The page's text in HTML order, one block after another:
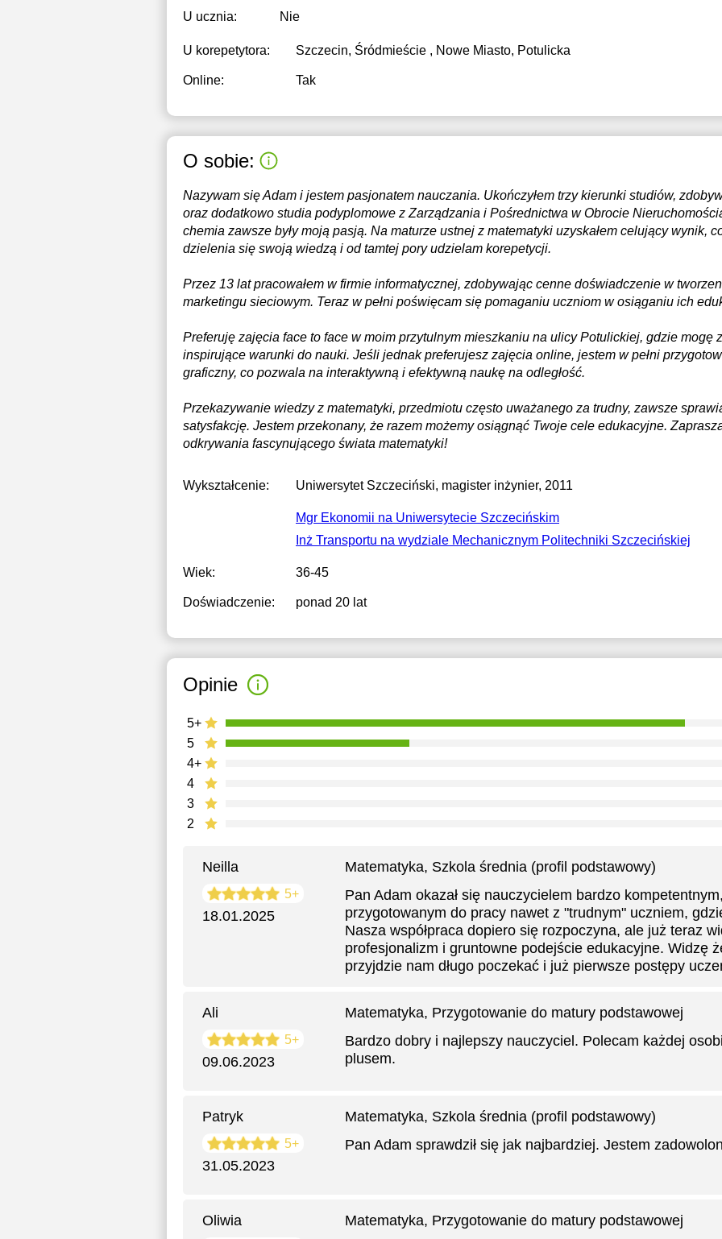
U ucznia: Nie
U korepetytora: Szczecin, Śródmieście , Nowe Miasto, Potulicka
Online: Tak
O sobie:
Nazywam się Adam i jestem pasjonatem nauczania. Ukończyłem trzy kierunki studiów,
oraz dodatkowo studia podyplomowe z Zarządzania i Pośrednictwa w Obrocie
chemia zawsze były moją pasją. Na maturze ustnej z matematyki uzyskałem celujący wynik,
dzielenia się swoją wiedzą i od tamtej pory udzielam korepetycji.
Przez 13 lat pracowałem w firmie informatycznej, zdobywając cenne doświadczenie w
marketingu sieciowym. Teraz w pełni poświęcam się pomaganiu uczniom w osiąganiu ich
Preferuję zajęcia face to face w moim przytulnym mieszkaniu na ulicy Potulickiej, gdzie mogę
inspirujące warunki do nauki. Jeśli jednak preferujesz zajęcia online, jestem w pełni
graficzny, co pozwala na interaktywną i efektywną naukę na odległość.
Przekazywanie wiedzy z matematyki, przedmiotu często uważanego za trudny, zawsze
satysfakcję. Jestem przekonany, że razem możemy osiągnąć Twoje cele edukacyjne.
odkrywania fascynującego świata matematyki!
Wykształcenie: Uniwersytet Szczeciński, magister inżynier, 2011
Mgr Ekonomii na Uniwersytecie Szczecińskim
Inż Transportu na wydziale Mechanicznym Politechniki Szczecińskiej
Wiek: 36-45
Doświadczenie: ponad 20 lat
Opinie
2
3
4
4+
5
5+
Neilla
5+
18.01.2025
Matematyka, Szkola średnia (profil podstawowy)
Pan Adam okazał się nauczycielem bardzo
przygotowanym do pracy nawet z "trudnym" uczniem,
Nasza współpraca dopiero się rozpoczyna, ale już teraz
profesjonalizm i gruntowne podejście edukacyjne. Widzę
przyjdzie nam długo poczekać i już pierwsze postępy
Ali
5+
09.06.2023
Matematyka, Przygotowanie do matury podstawowej
Bardzo dobry i najlepszy nauczyciel. Polecam każdej
plusem.
Patryk
5+
31.05.2023
Matematyka, Szkola średnia (profil podstawowy)
Pan Adam sprawdził się jak najbardziej. Jestem
Oliwia Matematyka, Przygotowanie do matury podstawowej